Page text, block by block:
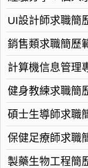
UI設計師求職簡
銷售類求職簡歷
計算機信息管理
健身教練求職簡
碩士生導師求職
保健足療師求職
製藥生物工程簡